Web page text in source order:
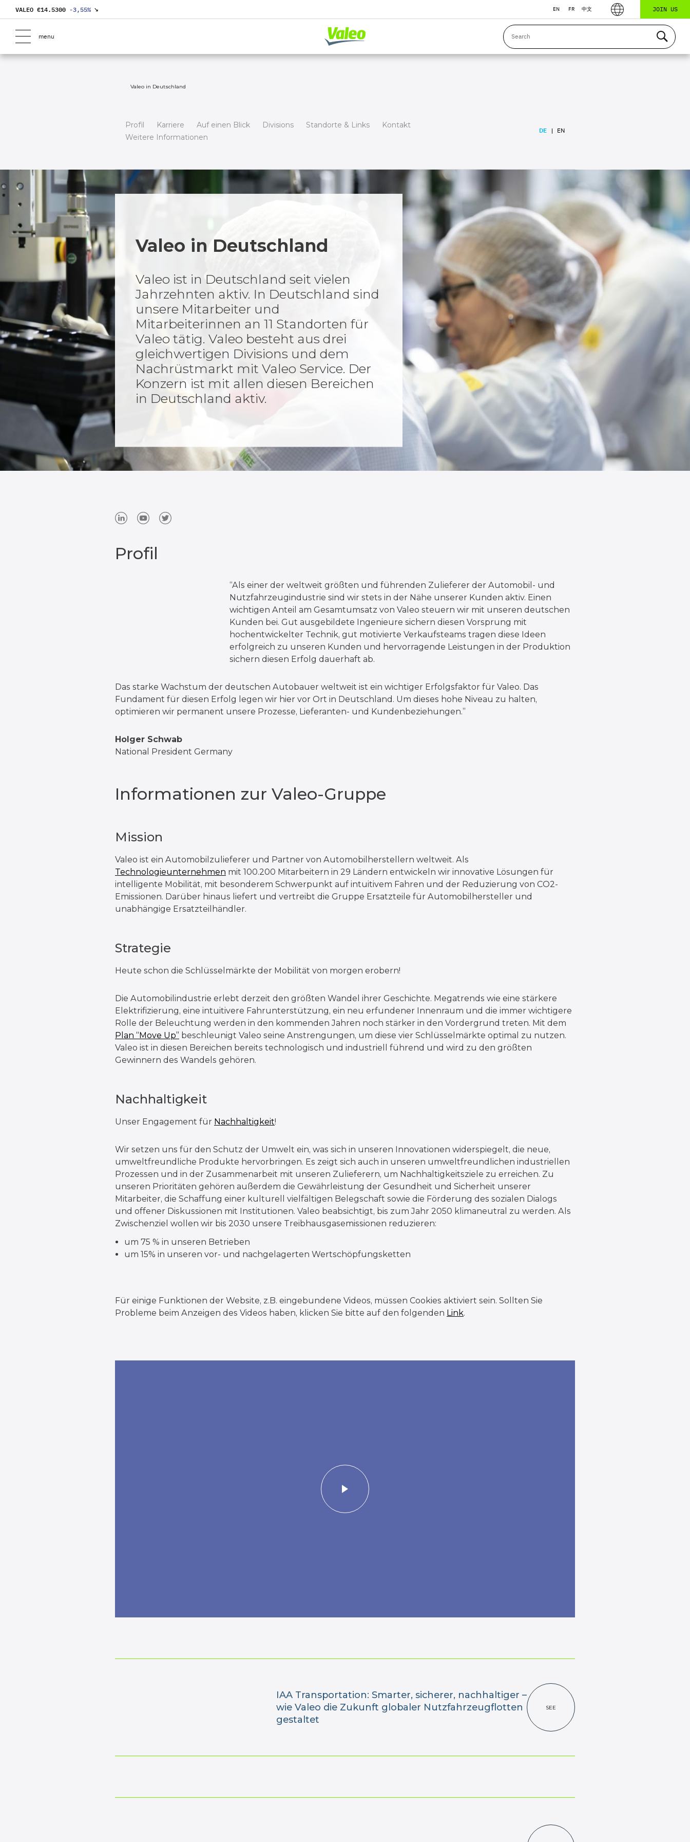
VALEO €14.5300 -3,55% ↘ EN FR 中文 JOIN US
menu
Valeo in Deutschland
Profil Karriere Auf einen Blick Divisions Standorte & Links
Kontakt
Weitere Informationen
EN
DE
Valeo in Deutschland
Valeo ist in Deutschland seit vielen
Jahrzehnten aktiv. In Deutschland sind
unsere Mitarbeiter und
Mitarbeiterinnen an 11 Standorten für
Valeo tätig. Valeo besteht aus drei
gleichwertigen Divisions und dem
Nachrüstmarkt mit Valeo Service. Der
Konzern ist mit allen diesen Bereichen
in Deutschland aktiv.
Profil
“Als einer der weltweit größten und führenden Zulieferer der Automobil- und
Nutzfahrzeugindustrie sind wir stets in der Nähe unserer Kunden aktiv. Einen
wichtigen Anteil am Gesamtumsatz von Valeo steuern wir mit unseren deutschen
Kunden bei. Gut ausgebildete Ingenieure sichern diesen Vorsprung mit
hochentwickelter Technik, gut motivierte Verkaufsteams tragen diese Ideen
erfolgreich zu unseren Kunden und hervorragende Leistungen in der Produktion
sichern diesen Erfolg dauerhaft ab.
Das starke Wachstum der deutschen Autobauer weltweit ist ein wichtiger Erfolgsfaktor für Valeo. Das
Fundament für diesen Erfolg legen wir hier vor Ort in Deutschland. Um dieses hohe Niveau zu halten,
optimieren wir permanent unsere Prozesse, Lieferanten- und Kundenbeziehungen.”
Holger Schwab
National President Germany
Informationen zur Valeo-Gruppe
Mission
Valeo ist ein Automobilzulieferer und Partner von Automobilherstellern weltweit. Als
Technologieunternehmen mit 100.200 Mitarbeitern in 29 Ländern entwickeln wir innovative Lösungen für
intelligente Mobilität, mit besonderem Schwerpunkt auf intuitivem Fahren und der Reduzierung von CO2-
Emissionen. Darüber hinaus liefert und vertreibt die Gruppe Ersatzteile für Automobilhersteller und
unabhängige Ersatzteilhändler.
Strategie
Heute schon die Schlüsselmärkte der Mobilität von morgen erobern!
Die Automobilindustrie erlebt derzeit den größten Wandel ihrer Geschichte. Megatrends wie eine stärkere
Elektrifizierung, eine intuitivere Fahrunterstützung, ein neu erfundener Innenraum und die immer wichtigere
Rolle der Beleuchtung werden in den kommenden Jahren noch stärker in den Vordergrund treten. Mit dem
Plan “Move Up” beschleunigt Valeo seine Anstrengungen, um diese vier Schlüsselmärkte optimal zu nutzen.
Valeo ist in diesen Bereichen bereits technologisch und industriell führend und wird zu den größten
Gewinnern des Wandels gehören.
Nachhaltigkeit
Unser Engagement für Nachhaltigkeit!
Wir setzen uns für den Schutz der Umwelt ein, was sich in unseren Innovationen widerspiegelt, die neue,
umweltfreundliche Produkte hervorbringen. Es zeigt sich auch in unseren umweltfreundlichen industriellen
Prozessen und in der Zusammenarbeit mit unseren Zulieferern, um Nachhaltigkeitsziele zu erreichen. Zu
unseren Prioritäten gehören außerdem die Gewährleistung der Gesundheit und Sicherheit unserer
Mitarbeiter, die Schaffung einer kulturell vielfältigen Belegschaft sowie die Förderung des sozialen Dialogs
und offener Diskussionen mit Institutionen. Valeo beabsichtigt, bis zum Jahr 2050 klimaneutral zu werden. Als
Zwischenziel wollen wir bis 2030 unsere Treibhausgasemissionen reduzieren:
um 75 % in unseren Betrieben
um 15% in unseren vor- und nachgelagerten Wertschöpfungsketten
Für einige Funktionen der Website, z.B. eingebundene Videos, müssen Cookies aktiviert sein. Sollten Sie
Probleme beim Anzeigen des Videos haben, klicken Sie bitte auf den folgenden Link.
IAA Transportation: Smarter, sicherer, nachhaltiger –
wie Valeo die Zukunft globaler Nutzfahrzeugflotten
gestaltet
SEE